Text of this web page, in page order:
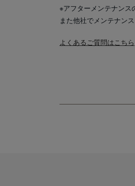
※アフターメンテナンス
また他社でメンテナン
よくあるご質問はこちら